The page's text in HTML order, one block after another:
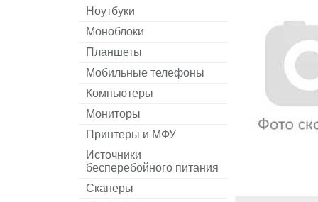
Ноутбуки
Моноблоки
Планшеты
Мобильные телефоны
Компьютеры
Мониторы
Принтеры и МФУ
Источники
бесперебойного питания
Сканеры